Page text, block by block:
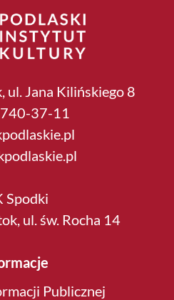
ul. Jana Kilińskiego 8
37-11
Spodki
ul. św. Rocha 14
Publicznej